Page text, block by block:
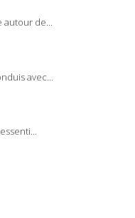
autour de...
avec...